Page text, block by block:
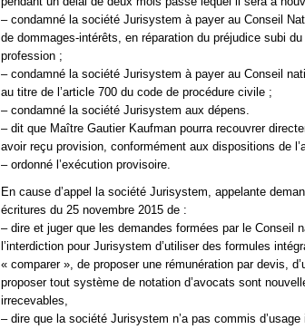
– condamné la société Jurisystem à payer au Conseil
de dommages-intérêts, en réparation du préjudice subi
profession ;
– condamné la société Jurisystem à payer au Conseil
au titre de l’article 700 du code de procédure civile ;
– condamné la société Jurisystem aux dépens.
– dit que Maître Gautier Kaufman pourra recouvrer
avoir reçu provision, conformément aux dispositions de
– ordonné l’exécution provisoire.
En cause d’appel la société Jurisystem, appelante
écritures du 25 novembre 2015 de :
– dire et juger que les demandes formées par le Conseil
l’interdiction pour Jurisystem d’utiliser des formules
« comparer », de proposer une rémunération par devis,
proposer tout système de notation d’avocats sont
irrecevables,
– dire que la société Jurisystem n’a pas commis